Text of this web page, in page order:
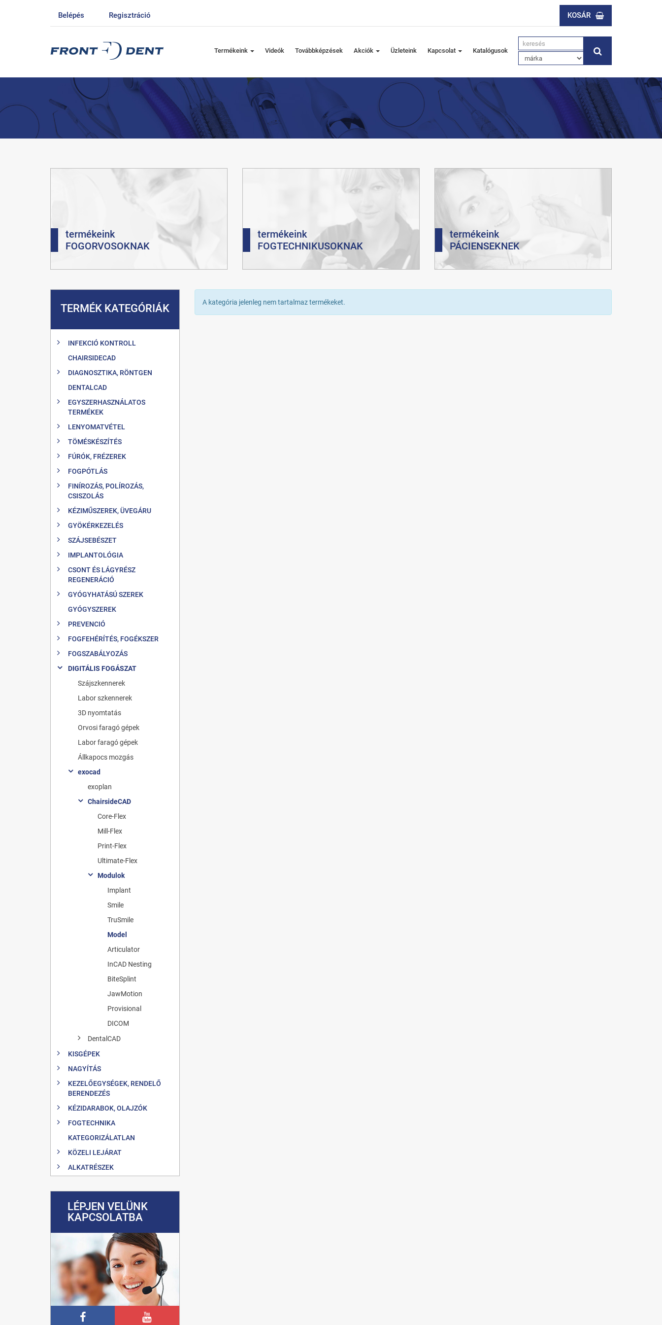
Belépés Regisztráció KOSÁR
Termékeink Videók Továbbképzések Akciók Üzleteink Kapcsolat Katalógusok
termékeink
FOGORVOSOKNAK
termékeink
FOGTECHNIKUSOKNAK
termékeink
PÁCIENSEKNEK
TERMÉK KATEGÓRIÁK
INFEKCIÓ KONTROLL
CHAIRSIDECAD
DIAGNOSZTIKA, RÖNTGEN
DENTALCAD
EGYSZERHASZNÁLATOS
TERMÉKEK
LENYOMATVÉTEL
TÖMÉSKÉSZÍTÉS
FÚRÓK, FRÉZEREK
FOGPÓTLÁS
FINÍROZÁS, POLÍROZÁS,
CSISZOLÁS
KÉZIMŰSZEREK, ÜVEGÁRU
GYÖKÉRKEZELÉS
SZÁJSEBÉSZET
IMPLANTOLÓGIA
CSONT ÉS LÁGYRÉSZ
REGENERÁCIÓ
GYÓGYHATÁSÚ SZEREK
GYÓGYSZEREK
PREVENCIÓ
FOGFEHÉRÍTÉS, FOGÉKSZER
FOGSZABÁLYOZÁS
DIGITÁLIS FOGÁSZAT
Szájszkennerek
Labor szkennerek
3D nyomtatás
Orvosi faragó gépek
Labor faragó gépek
Állkapocs mozgás
exocad
exoplan
ChairsideCAD
Core-Flex
Mill-Flex
Print-Flex
Ultimate-Flex
Modulok
Implant
Smile
TruSmile
Model
Articulator
InCAD Nesting
BiteSplint
JawMotion
Provisional
DICOM
DentalCAD
KISGÉPEK
NAGYÍTÁS
KEZELŐEGYSÉGEK, RENDELŐ
BERENDEZÉS
KÉZIDARABOK, OLAJZÓK
FOGTECHNIKA
KATEGORIZÁLATLAN
KÖZELI LEJÁRAT
ALKATRÉSZEK
LÉPJEN VELÜNK
KAPCSOLATBA
A kategória jelenleg nem tartalmaz termékeket.